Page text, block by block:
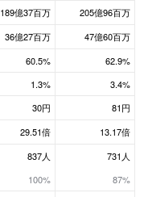
189億37百万 205億96百万
36億27百万 47億60百万
60.5% 62.9%
1.3% 3.4%
30円 81円
29.51倍 13.17倍
837人
100%
731人
87%